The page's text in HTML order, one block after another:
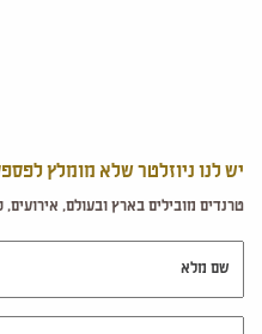
יש לנו ניוזלטר שלא מומלץ
טרנדים מובילים בארץ ובעולם,